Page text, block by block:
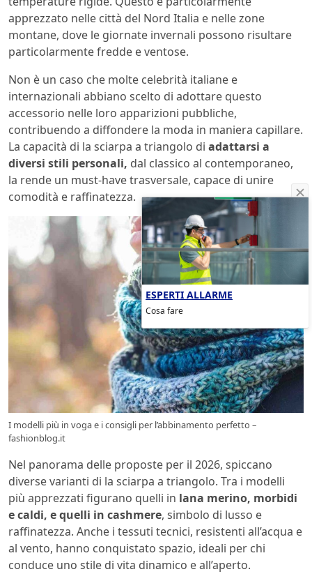
apprezzato nelle città del Nord Italia e nelle zone
montane, dove le giornate invernali possono risultare
particolarmente fredde e ventose.
Non è un caso che molte celebrità italiane e
internazionali abbiano scelto di adottare questo
accessorio nelle loro apparizioni pubbliche,
contribuendo a diffondere la moda in maniera capillare.
La capacità di la sciarpa a triangolo di adattarsi a
diversi stili personali, dal classico al contemporaneo,
la rende un must-have trasversale, capace di unire
comodità e raffinatezza.
I modelli più in voga e i consigli per l’abbinamento perfetto –
fashionblog.it
Nel panorama delle proposte per il 2026, spiccano
diverse varianti di la sciarpa a triangolo. Tra i modelli
più apprezzati figurano quelli in lana merino, morbidi
e caldi, e quelli in cashmere, simbolo di lusso e
raffinatezza. Anche i tessuti tecnici, resistenti all’acqua e
al vento, hanno conquistato spazio, ideali per chi
conduce uno stile di vita dinamico e all’aperto.
ESPERTI ALLARME
Cosa fare